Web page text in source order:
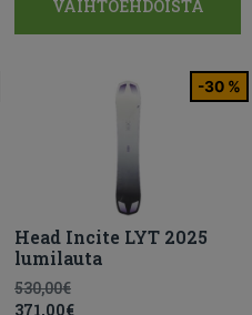
VAIHTOEHDOISTA
-30 %
Head Incite LYT 2025
lumilauta
530,00€
371,00€